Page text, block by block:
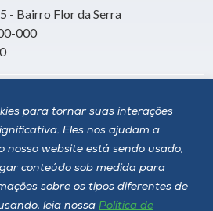
para tornar suas interações
Eles nos ajudam a
nosso website está sendo usado,
conteúdo sob medida para
sobre os tipos diferentes de
leia nossa Política de
- Bairro Flor da Serra
000